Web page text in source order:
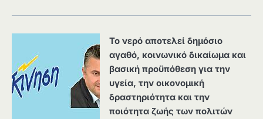
Το νερό αποτελεί δημόσιο
αγαθό, κοινωνικό δικαίωμα και
βασική προϋπόθεση για την
υγεία, την οικονομική
δραστηριότητα και την
ποιότητα ζωής των πολιτών